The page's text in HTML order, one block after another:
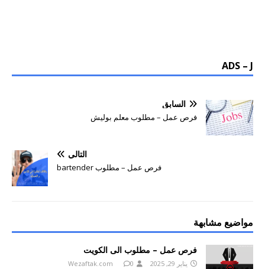
ADS – J
السابق
فرص عمل – مطلوب معلم بوليش
التالي
فرص عمل – مطلوب bartender
مواضيع مشابهة
فرص عمل – مطلوب الى الكويت
يناير 29, 2025 Wezaftak.com 0